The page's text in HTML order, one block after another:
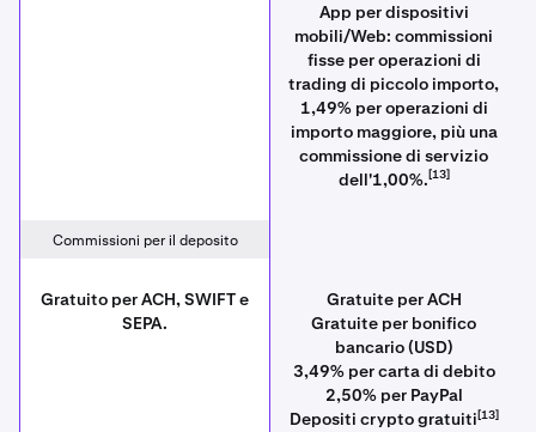
App per dispositivi
mobili/Web: commissioni
fisse per operazioni di
trading di piccolo importo,
1,49% per operazioni di
importo maggiore, più una
commissione di servizio
dell'1,00%.[13]
Commissioni per il deposito
Gratuito per ACH, SWIFT e
SEPA.
Gratuite per ACH
Gratuite per bonifico
bancario (USD)
3,49% per carta di debito
2,50% per PayPal
Depositi crypto gratuiti[13]